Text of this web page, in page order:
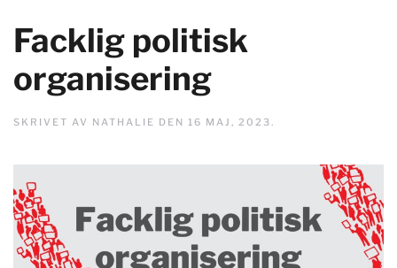
Facklig politisk
organisering
SKRIVET AV NATHALIE DEN 16 MAJ, 2023.